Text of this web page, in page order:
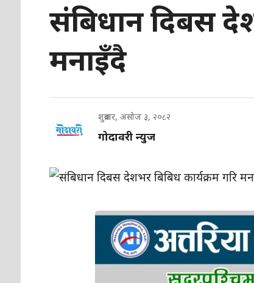
संबिधान दिबस
मनाइँदै
शुक्रबार, असोज ३, २०८२
गोदावरी न्युज